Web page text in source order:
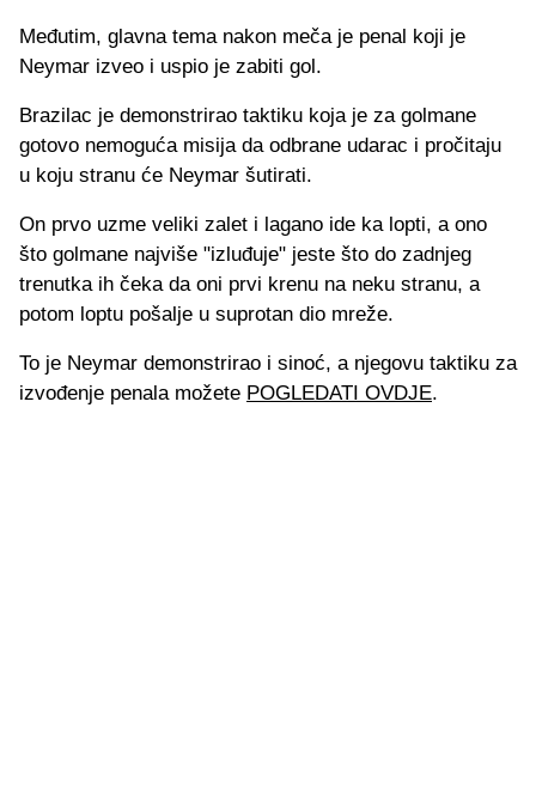
Međutim, glavna tema nakon meča je penal koji je
Neymar izveo i uspio je zabiti gol.
Brazilac je demonstrirao taktiku koja je za golmane
gotovo nemoguća misija da odbrane udarac i pročitaju
u koju stranu će Neymar šutirati.
On prvo uzme veliki zalet i lagano ide ka lopti, a ono
što golmane najviše "izluđuje" jeste što do zadnjeg
trenutka ih čeka da oni prvi krenu na neku stranu, a
potom loptu pošalje u suprotan dio mreže.
To je Neymar demonstrirao i sinoć, a njegovu taktiku za
izvođenje penala možete POGLEDATI OVDJE.